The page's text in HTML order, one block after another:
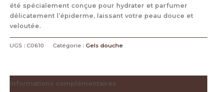
été spécialement conçue pour hydrater et parfumer
délicatement l’épiderme, laissant votre peau douce et
veloutée.
UGS : C0610 Catégorie : Gels douche
Informations complémentaires